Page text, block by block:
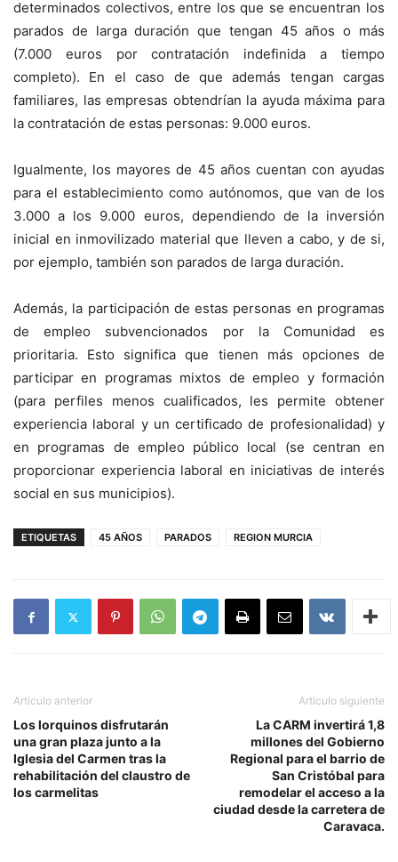
determinados colectivos, entre los que se encuentran los
parados de larga duración que tengan 45 años o más
(7.000 euros por contratación indefinida a tiempo
completo). En el caso de que además tengan cargas
familiares, las empresas obtendrían la ayuda máxima para
la contratación de estas personas: 9.000 euros.
Igualmente, los mayores de 45 años cuentan con ayudas
para el establecimiento como autónomos, que van de los
3.000 a los 9.000 euros, dependiendo de la inversión
inicial en inmovilizado material que lleven a cabo, y de si,
por ejemplo, también son parados de larga duración.
Además, la participación de estas personas en programas
de empleo subvencionados por la Comunidad es
prioritaria. Esto significa que tienen más opciones de
participar en programas mixtos de empleo y formación
(para perfiles menos cualificados, les permite obtener
experiencia laboral y un certificado de profesionalidad) y
en programas de empleo público local (se centran en
proporcionar experiencia laboral en iniciativas de interés
social en sus municipios).
ETIQUETAS 45 AÑOS PARADOS REGION MURCIA
Artículo anterior
Los lorquinos disfrutarán
una gran plaza junto a la
Iglesia del Carmen tras la
rehabilitación del claustro de
los carmelitas
Artículo siguiente
La CARM invertirá 1,8
millones del Gobierno
Regional para el barrio de
San Cristóbal para
remodelar el acceso a la
ciudad desde la carretera de
Caravaca.